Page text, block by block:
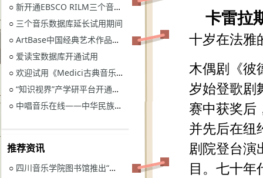
○ 新开通EBSCO RILM三个音乐类数据库免费试用
○ 三个音乐数据库延长试用期间
○ ArtBase中国经典艺术作品数据库继续开通试用通知
○ 爱读宝数据库开通试用
○ 欢迎试用《Medici古典音乐视听图书馆》
○ “知识视界”产学研平台开通试用通知
○ 中唱音乐在线——中华民族音乐与戏曲资源库开通试用
推荐资讯
○ 四川音乐学院图书馆推出“忆长征？书香路”纪念中国工农红军长征胜利90周年系列活动